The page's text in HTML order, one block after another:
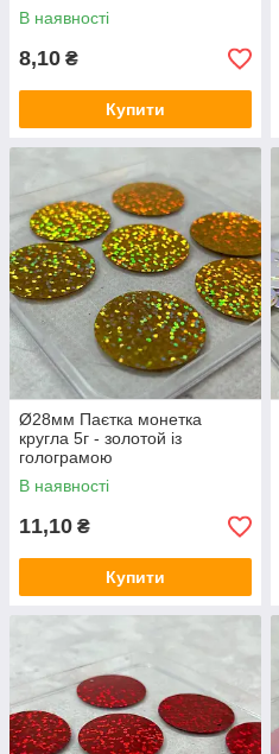
В наявності
8,10 ₴
Купити
Ø28мм Паєтка монетка
кругла 5г - золотой із
голограмою
В наявності
11,10 ₴
Купити